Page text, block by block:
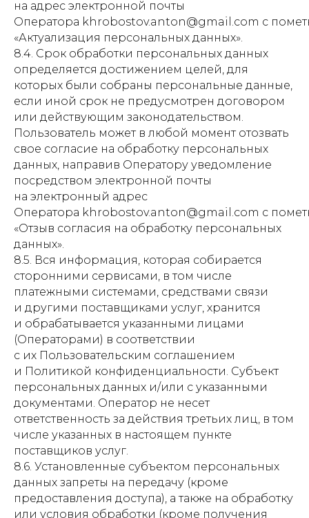
на адрес электронной почты
Оператора khrobostov.anton@gmail.com с
«Актуализация персональных данных».
8.4. Срок обработки персональных данных
определяется достижением целей, для
которых были собраны персональные данные,
если иной срок не предусмотрен договором
или действующим законодательством.
Пользователь может в любой момент отозвать
свое согласие на обработку персональных
данных, направив Оператору уведомление
посредством электронной почты
на электронный адрес
Оператора khrobostov.anton@gmail.com с
«Отзыв согласия на обработку персональных
данных».
8.5. Вся информация, которая собирается
сторонними сервисами, в том числе
платежными системами, средствами связи
и другими поставщиками услуг, хранится
и обрабатывается указанными лицами
(Операторами) в соответствии
с их Пользовательским соглашением
и Политикой конфиденциальности. Субъект
персональных данных и/или с указанными
документами. Оператор не несет
ответственность за действия третьих лиц, в том
числе указанных в настоящем пункте
поставщиков услуг.
8.6. Установленные субъектом персональных
данных запреты на передачу (кроме
предоставления доступа), а также на обработку
или условия обработки (кроме получения